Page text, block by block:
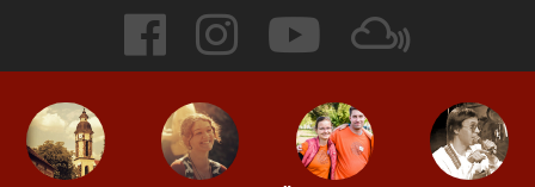
content